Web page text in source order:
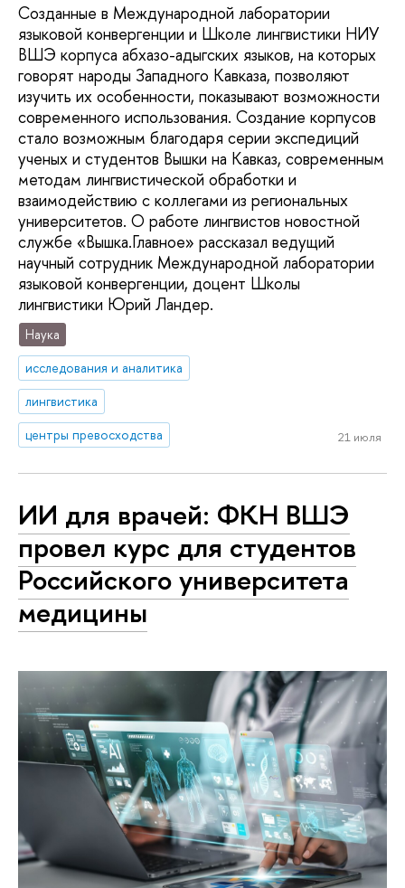
Созданные в Международной лаборатории
языковой конвергенции и Школе лингвистики НИУ
ВШЭ корпуса абхазо-адыгских языков, на которых
говорят народы Западного Кавказа, позволяют
изучить их особенности, показывают возможности
современного использования. Создание корпусов
стало возможным благодаря серии экспедиций
ученых и студентов Вышки на Кавказ, современным
методам лингвистической обработки и
взаимодействию с коллегами из региональных
университетов. О работе лингвистов новостной
службе «Вышка.Главное» рассказал ведущий
научный сотрудник Международной лаборатории
языковой конвергенции, доцент Школы
лингвистики Юрий Ландер.
Наука
исследования и аналитика
лингвистика
центры превосходства
21 июля
ИИ для врачей: ФКН ВШЭ
провел курс для студентов
Российского университета
медицины